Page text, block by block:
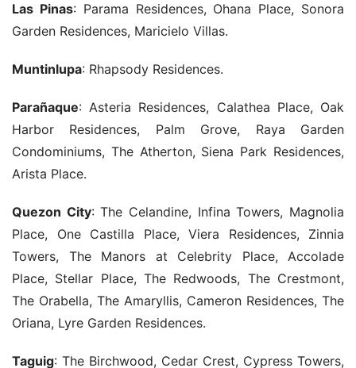
Las Pinas: Parama Residences, Ohana Place, Sonora
Garden Residences, Maricielo Villas.
Muntinlupa: Rhapsody Residences.
Parañaque: Asteria Residences, Calathea Place, Oak
Harbor Residences, Palm Grove, Raya Garden
Condominiums, The Atherton, Siena Park Residences,
Arista Place.
Quezon City: The Celandine, Infina Towers, Magnolia
Place, One Castilla Place, Viera Residences, Zinnia
Towers, The Manors at Celebrity Place, Accolade
Place, Stellar Place, The Redwoods, The Crestmont,
The Orabella, The Amaryllis, Cameron Residences, The
Oriana, Lyre Garden Residences.
Taguig: The Birchwood, Cedar Crest, Cypress Towers,